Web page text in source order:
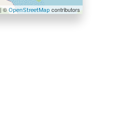
| © OpenStreetMap contributors